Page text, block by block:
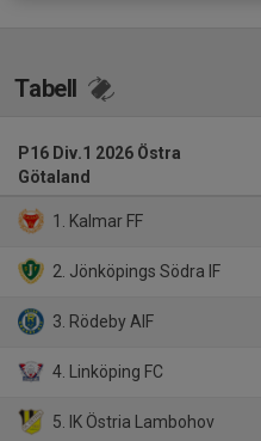
Tabell
P16 Div.1 2026 Östra
Götaland
1. Kalmar FF
2. Jönköpings Södra IF
3. Rödeby AIF
4. Linköping FC
5. IK Östria Lambohov